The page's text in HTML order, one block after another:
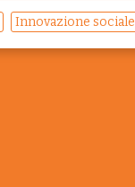
Innovazione sociale